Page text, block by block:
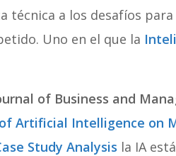
técnica a los desafíos
Uno en el que la
of Business and
Artificial Intelligence on
Study Analysis la IA está